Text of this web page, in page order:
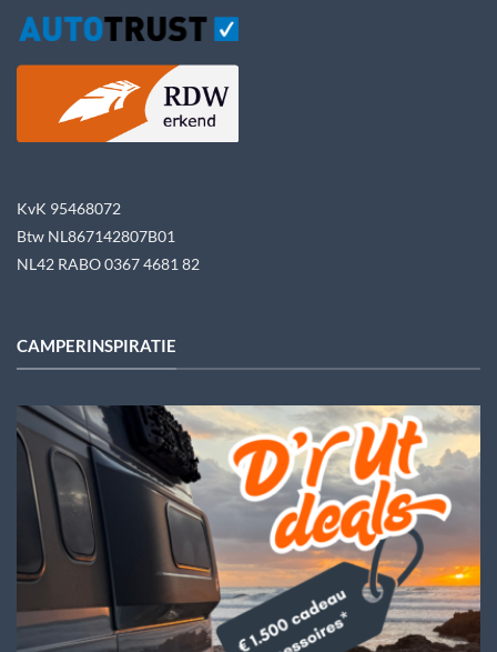
KvK 95468072
Btw NL867142807B01
NL42 RABO 0367 4681 82
CAMPERINSPIRATIE